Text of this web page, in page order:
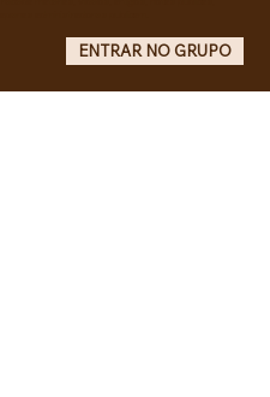
ENTRAR NO GRUPO